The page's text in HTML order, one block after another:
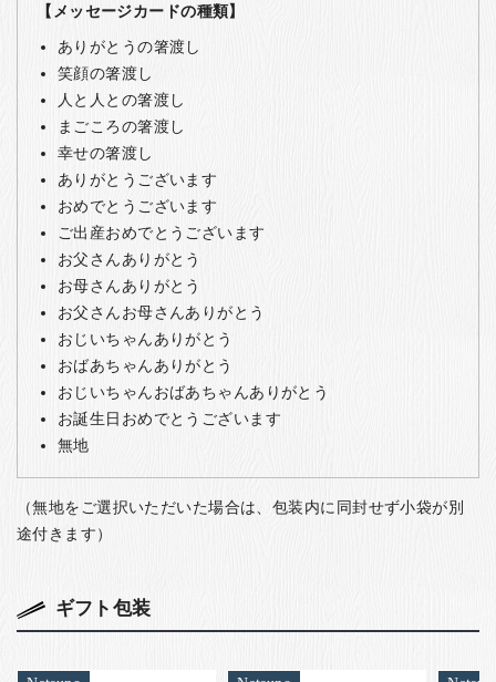
【メッセージカードの種類】
ありがとうの箸渡し
笑顔の箸渡し
人と人との箸渡し
まごころの箸渡し
幸せの箸渡し
ありがとうございます
おめでとうございます
ご出産おめでとうございます
お父さんありがとう
お母さんありがとう
お父さんお母さんありがとう
おじいちゃんありがとう
おばあちゃんありがとう
おじいちゃんおばあちゃんありがとう
お誕生日おめでとうございます
無地
（無地をご選択いただいた場合は、包装内に同封せず小袋が別
途付きます）
ギフト包装